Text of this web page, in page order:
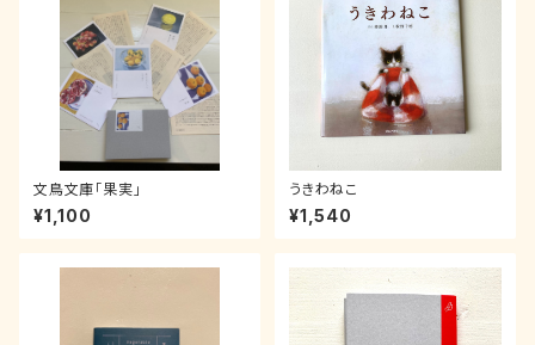
文鳥文庫「果実」
¥1,100
うきわねこ
¥1,540